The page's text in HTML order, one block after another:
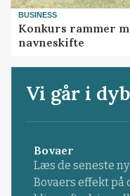
BUSINESS
Konkurs rammer
navneskifte
Vi går i
Bovaer
Læs de seneste
Bovaers effekt